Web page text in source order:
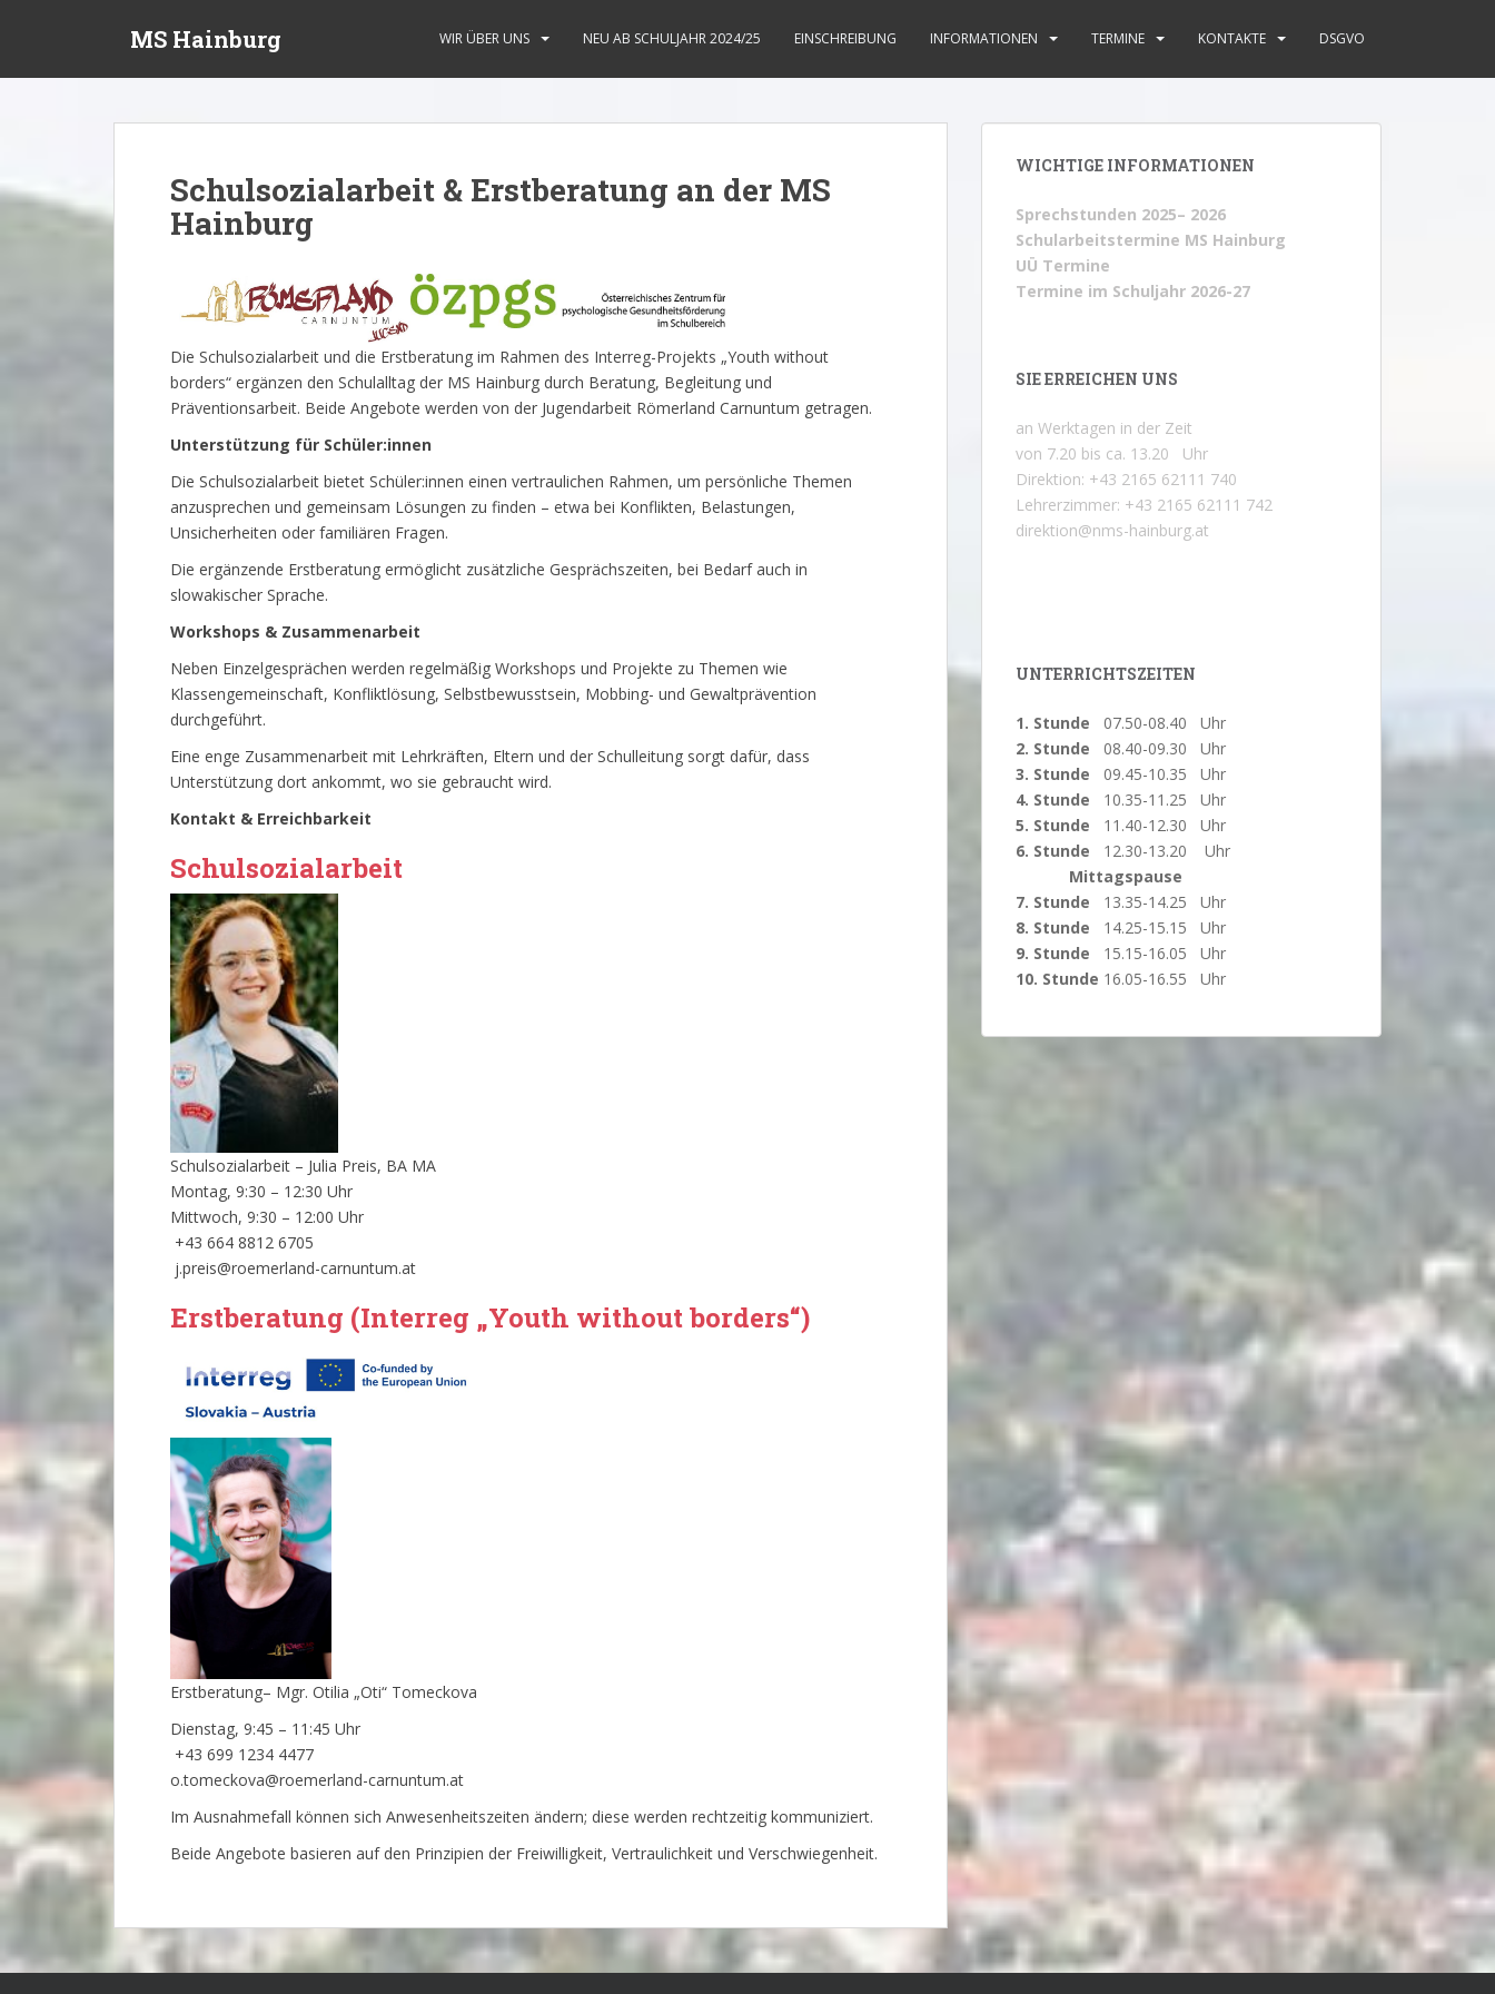
a
MS Hainburg WIR ÜBER UNS NEU AB SCHULJAHR 2024/25 EINSCHREIBUNG INFORMATIONEN TERMINE KONTAKTE DSGVO
Schulsozialarbeit & Erstberatung an der MS
Hainburg
Die Schulsozialarbeit und die Erstberatung im Rahmen des Interreg-Projekts „Youth without
borders“ ergänzen den Schulalltag der MS Hainburg durch Beratung, Begleitung und
Präventionsarbeit. Beide Angebote werden von der Jugendarbeit Römerland Carnuntum getragen.
Unterstützung für Schüler:innen
Die Schulsozialarbeit bietet Schüler:innen einen vertraulichen Rahmen, um persönliche Themen
anzusprechen und gemeinsam Lösungen zu finden – etwa bei Konflikten, Belastungen,
Unsicherheiten oder familiären Fragen.
Die ergänzende Erstberatung ermöglicht zusätzliche Gesprächszeiten, bei Bedarf auch in
slowakischer Sprache.
Workshops & Zusammenarbeit
Neben Einzelgesprächen werden regelmäßig Workshops und Projekte zu Themen wie
Klassengemeinschaft, Konfliktlösung, Selbstbewusstsein, Mobbing- und Gewaltprävention
durchgeführt.
Eine enge Zusammenarbeit mit Lehrkräften, Eltern und der Schulleitung sorgt dafür, dass
Unterstützung dort ankommt, wo sie gebraucht wird.
Kontakt & Erreichbarkeit
Schulsozialarbeit
Schulsozialarbeit – Julia Preis, BA MA
Montag, 9:30 – 12:30 Uhr
Mittwoch, 9:30 – 12:00 Uhr
+43 664 8812 6705
j.preis@roemerland-carnuntum.at
Erstberatung (Interreg „Youth without borders“)
Erstberatung– Mgr. Otilia „Oti“ Tomeckova
Dienstag, 9:45 – 11:45 Uhr
+43 699 1234 4477
o.tomeckova@roemerland-carnuntum.at
Im Ausnahmefall können sich Anwesenheitszeiten ändern; diese werden rechtzeitig kommuniziert.
Beide Angebote basieren auf den Prinzipien der Freiwilligkeit, Vertraulichkeit und Verschwiegenheit.
WICHTIGE INFORMATIONEN
Sprechstunden 2025– 2026
Schularbeitstermine MS Hainburg
UÜ Termine
Termine im Schuljahr 2026-27
SIE ERREICHEN UNS
an Werktagen in der Zeit
von 7.20 bis ca. 13.20 Uhr
Direktion: +43 2165 62111 740
Lehrerzimmer: +43 2165 62111 742
direktion@nms-hainburg.at
UNTERRICHTSZEITEN
1. Stunde 07.50-08.40 Uhr
2. Stunde 08.40-09.30 Uhr
3. Stunde 09.45-10.35 Uhr
4. Stunde
10.35-11.25 Uhr
5. Stunde 11.40-12.30 Uhr
6. Stunde 12.30-13.20 Uhr
Mittagspause
7. Stunde 13.35-14.25 Uhr
8. Stunde 14.25-15.15 Uhr
9. Stunde 15.15-16.05 Uhr
10. Stunde 16.05-16.55 Uhr